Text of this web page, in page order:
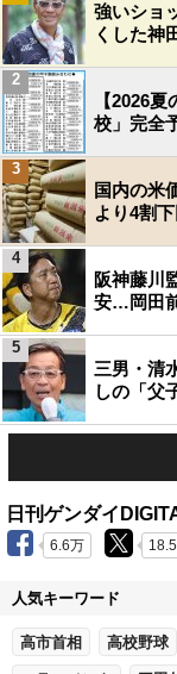
強いショ
くした神
【2026
校」完全
2
国内の米
より4割
3
阪神藤川
安…岡田
4
三男・清
しの「父
5
日刊ゲンダイ
6.6万
人気キーワード
高市首相 高校野球